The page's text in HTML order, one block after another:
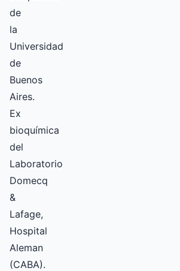
de
la
Universidad
de
Buenos
Aires.
Ex
bioquímica
del
Laboratorio
Domecq
&
Lafage,
Hospital
Aleman
(CABA).